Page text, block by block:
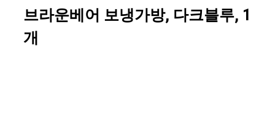
브라운베어 보냉가방, 다크블루, 1
개